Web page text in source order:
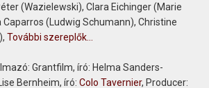
(Wazielewski), Clara Eichinger (Marie
(Ludwig Schumann), Christine
További szereplők...
Grantfilm, író: Helma Sanders-
Bernheim, író:Colo Tavernier, Producer: